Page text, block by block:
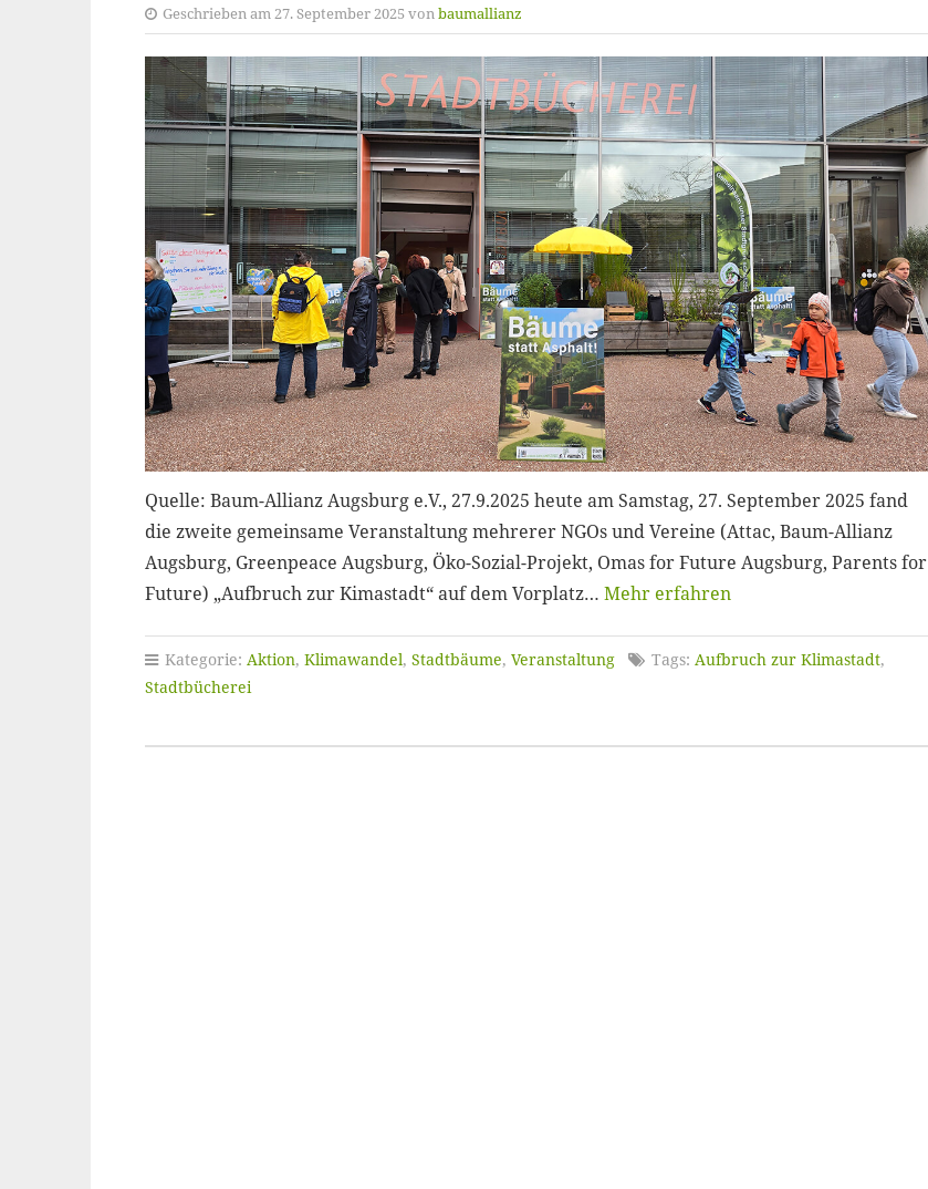
Geschrieben am 27. September 2025 vonbaumallianz
Quelle: Baum-Allianz Augsburg e.V., 27.9.2025 heute am Samstag, 27. September 2025 fand
die zweite gemeinsame Veranstaltung mehrerer NGOs und Vereine (Attac, Baum-Allianz
Augsburg, Greenpeace Augsburg, Öko-Sozial-Projekt, Omas for Future Augsburg, Parents for
Future) „Aufbruch zur Kimastadt“ auf dem Vorplatz… Mehr erfahren
Kategorie: Aktion, Klimawandel, Stadtbäume, Veranstaltung Tags: Aufbruch zur Klimastadt,
Stadtbücherei